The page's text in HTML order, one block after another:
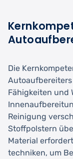
Die
Fähigkeiten und
Reinigung
Stoffpolstern
Material
techniken, um